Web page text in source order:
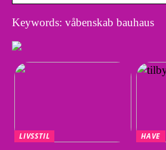
Keywords: våbenskab bauhaus
LIVSSTIL HAVE